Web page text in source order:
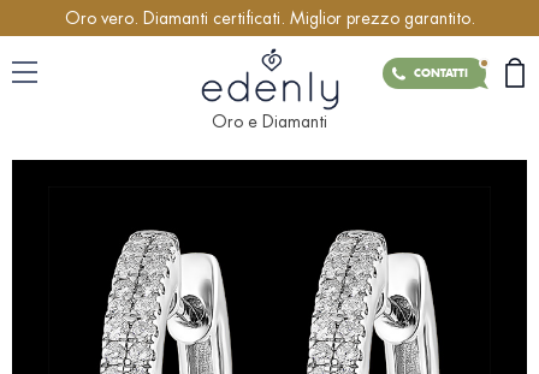
Oro vero. Diamanti certificati. Miglior prezzo garantito.
CONTATTI
Oro e Diamanti